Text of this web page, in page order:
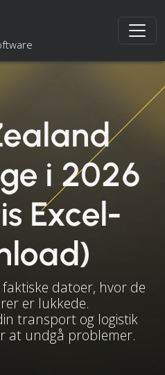
i 2026
Excel-
datoer, hvor de
er lukkede.
transport og logistik
at undgå problemer.